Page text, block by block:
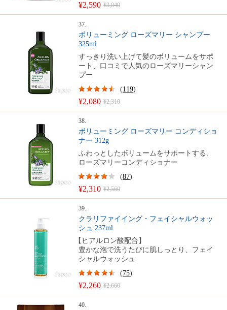
¥2,590 ¥3,040
37.
ボリューミング ローズマリー シャンプー
325ml
すっきり洗い上げて髪のボリュームをサポ
ート、口コミで人気のローズマリーシャン
プー
¥2,080 ¥2,310
(119)
38.
ボリューミング ローズマリー コンディショ
ナー 312g
ふわっとしたボリュームをサポートする、
ローズマリーコンディショナー
¥2,310 ¥2,560
(87)
39.
クラリファイイング・フェイシャルウォッ
シュ 237ml
【ヒアルロン酸配合】
豊かな泡で洗うたびに肌しっとり、フェイ
シャルウォッシュ
¥2,260 ¥2,660
(75)
40.